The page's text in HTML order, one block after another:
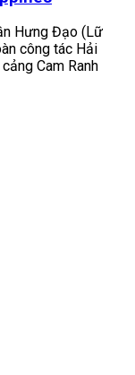
Hưng Đạo (Lữ
công tác Hải
Cam Ranh